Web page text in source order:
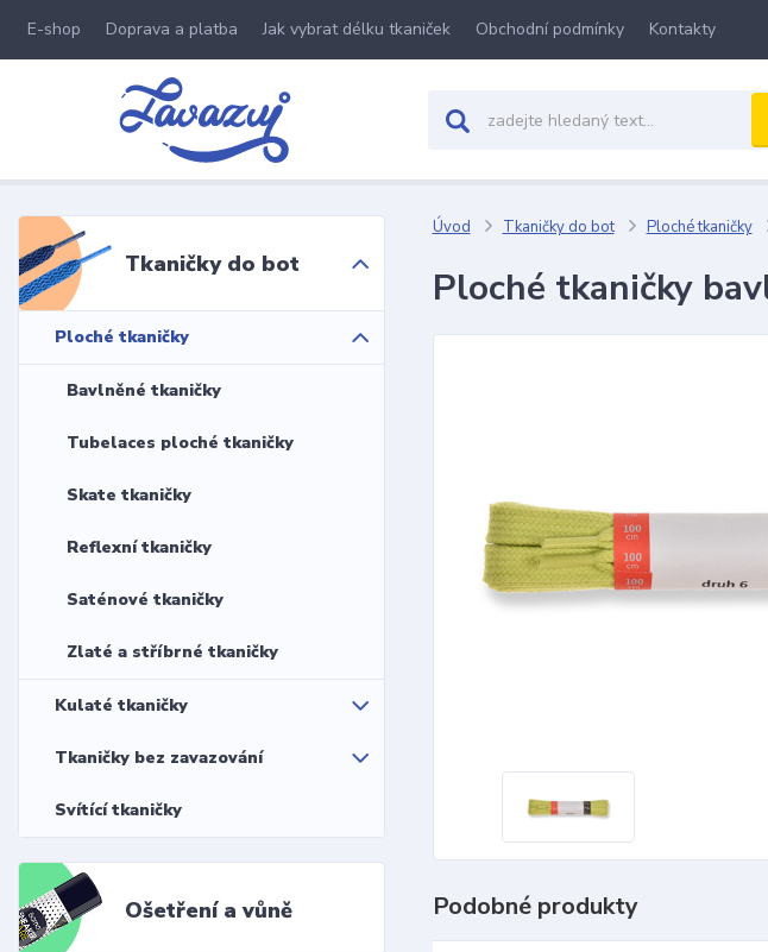
E-shop Doprava a platba Jak vybrat délku tkaniček Obchodní podmínky Kontakty
Tkaničky do bot
Ploché tkaničky
Bavlněné tkaničky
Tubelaces ploché tkaničky
Skate tkaničky
Reflexní tkaničky
Saténové tkaničky
Zlaté a stříbrné tkaničky
Kulaté tkaničky
Tkaničky bez zavazování
Svítící tkaničky
Ošetření a vůně
Úvod Tkaničky do bot Ploché tkaničky
Ploché tkaničky
Podobné produkty